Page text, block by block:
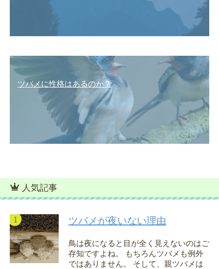
ツバメに性格はあるのか？
人気記事
ツバメが夜いない理由
鳥は夜になると目が全く見えないのはご
存知ですよね。 もちろんツバメも例外
ではありません。 そして、親ツバメは